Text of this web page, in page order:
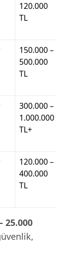
120.000
TL
150.000 –
500.000
TL
300.000 –
1.000.000
TL+
120.000 –
400.000
TL
25.000